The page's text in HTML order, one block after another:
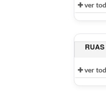
ver
RUAS
ver